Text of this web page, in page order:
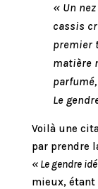
« Un
cassis
premier
matière
Le
Voilà une
par prendre
« Le gendre
mieux, étant